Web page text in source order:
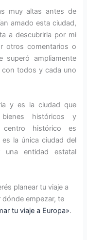
muy altas antes de
amado esta ciudad,
a descubrirla por mi
otros comentarios o
superó ampliamente
con todos y cada uno
y es la ciudad que
históricos y
centro histórico es
la única ciudad del
entidad estatal
planear tu viaje a
empezar, te
tu viaje a Europa».